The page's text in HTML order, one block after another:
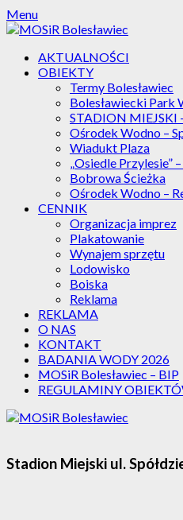
Skip
to
Menu
AKTUALNOŚCI
OBIEKTY
Termy Bolesławiec
Bolesławiecki Park
STADION MIEJSKI
Ośrodek Wodno –
Wiadukt Plaza
„Osiedle Przylesie”
Bobrowa Ścieżka
Ośrodek Wodno –
CENNIK
Organizacja imprez
Plakatowanie
Wynajem sprzętu
Lodowisko
Boiska
Reklama
REKLAMA
O NAS
KONTAKT
BADANIA WODY 2026
MOSiR Bolesławiec – BIP
REGULAMINY
Stadion Miejski ul.